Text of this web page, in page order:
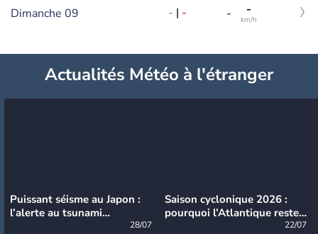
Dimanche 09 - | - - -
km/h
Actualités Météo à l'étranger
Puissant séisme au Japon :
l’alerte au tsunami
28/07
Saison cyclonique 2026 :
pourquoi l’Atlantique reste
22/07